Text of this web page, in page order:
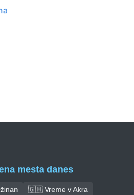
mesta danes
🇬🇭 Vreme v Akra